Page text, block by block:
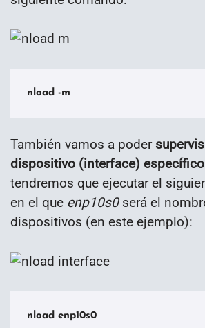
nload -m
También vamos a poder
dispositivo (interface) específico
tendremos que ejecutar el
en el que enp10s0será el
dispositivos (en este ejemplo):
nload enp10s0